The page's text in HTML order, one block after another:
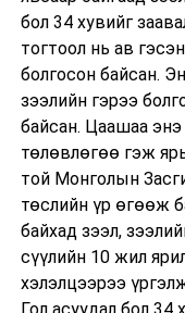
бол 34 хувийг
тогтоол нь ав
болгосон байсан.
зээлийн гэрээ
байсан. Цаашаа
төлөвлөгөө гэж
той Монголын
төслийн үр өгөөж
байхад зээл,
сүүлийн 10 жил
хэлэлцээрээ
Гол асуудал бол 34